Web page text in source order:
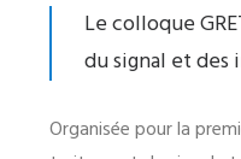
Le colloque
du signal et des
Organisée pour la